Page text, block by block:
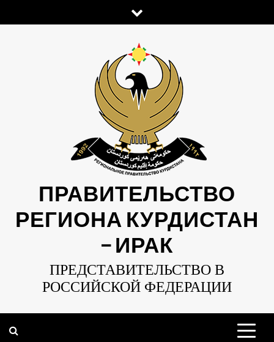
to
ПРАВИТЕЛЬСТВО
РЕГИОНА КУРДИСТАН
— ИРАК
ПРЕДСТАВИТЕЛЬСТВО В
РОССИЙСКОЙ ФЕДЕРАЦИИ